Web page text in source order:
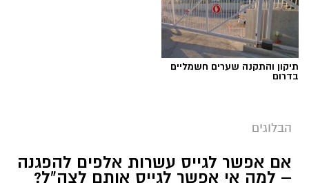
תיקון והתקנה שערים חשמליים
בדרום
הבלוגים
אם אפשר לגייס עשרות אלפים להפגנה
– למה אי אפשר לגייס אותם לצה"ל?